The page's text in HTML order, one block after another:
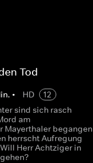
Tod
• HD
12
sind sich rasch
am
Mayerthaler begangen
herrscht Aufregung
Herr Achtziger in